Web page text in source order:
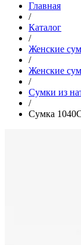
Главная
/
Каталог
/
Женские
/
Женские
/
Cумки из
/
Сумка